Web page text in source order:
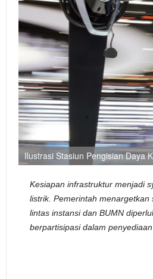
Ilustrasi Stasiun Pengisian Daya
Kesiapan infrastruktur menjadi
listrik. Pemerintah
lintas instansi dan BUMN
berpartisipasi dalam